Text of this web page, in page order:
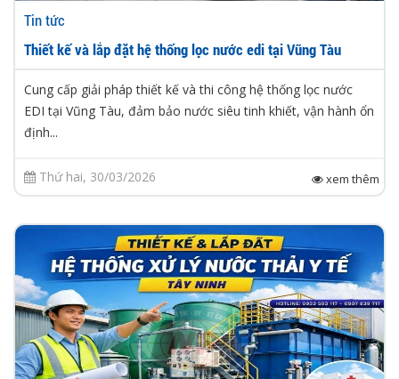
Tin tức
Thiết kế và lắp đặt hệ thống lọc nước edi tại Vũng Tàu
Cung cấp giải pháp thiết kế và thi công hệ thống lọc nước
EDI tại Vũng Tàu, đảm bảo nước siêu tinh khiết, vận hành ổn
định...
Thứ hai, 30/03/2026 xem thêm